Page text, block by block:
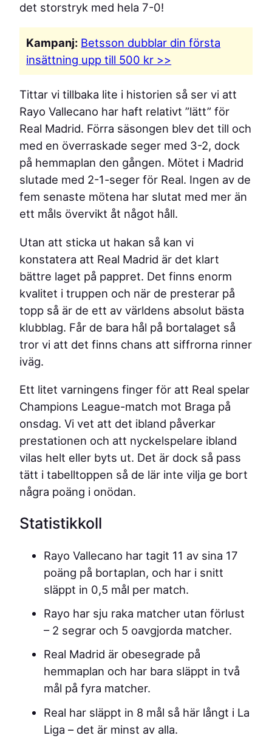
det storstryk med hela 7-0!
Kampanj: Betsson dubblar din första
insättning upp till 500 kr >>
Tittar vi tillbaka lite i historien så ser vi att
Rayo Vallecano har haft relativt ”lätt” för
Real Madrid. Förra säsongen blev det till och
med en överraskade seger med 3-2, dock
på hemmaplan den gången. Mötet i Madrid
slutade med 2-1-seger för Real. Ingen av de
fem senaste mötena har slutat med mer än
ett måls övervikt åt något håll.
Utan att sticka ut hakan så kan vi
konstatera att Real Madrid är det klart
bättre laget på pappret. Det finns enorm
kvalitet i truppen och när de presterar på
topp så är de ett av världens absolut bästa
klubblag. Får de bara hål på bortalaget så
tror vi att det finns chans att siffrorna rinner
iväg.
Ett litet varningens finger för att Real spelar
Champions League-match mot Braga på
onsdag. Vi vet att det ibland påverkar
prestationen och att nyckelspelare ibland
vilas helt eller byts ut. Det är dock så pass
tätt i tabelltoppen så de lär inte vilja ge bort
några poäng i onödan.
Statistikkoll
Rayo Vallecano har tagit 11 av sina 17
poäng på bortaplan, och har i snitt
släppt in 0,5 mål per match.
Rayo har sju raka matcher utan förlust
– 2 segrar och 5 oavgjorda matcher.
Real Madrid är obesegrade på
hemmaplan och har bara släppt in två
mål på fyra matcher.
Real har släppt in 8 mål så här långt i La
Liga – det är minst av alla.